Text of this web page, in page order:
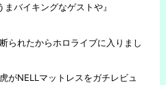
バイキングなゲストや』
られたからホロライブに入りまし
がNELLマットレスをガチレビュ